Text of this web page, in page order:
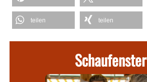
teilen teilen
Schaufenster